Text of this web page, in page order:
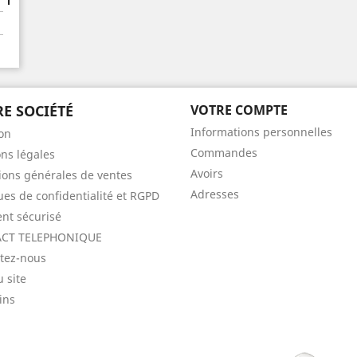
SOCIÉTÉ
légales
générales de ventes
de confidentialité et RGPD
sécurisé
TELEPHONIQUE
nous
site
VOTRE COMPTE
Informations personnelles
Commandes
Avoirs
Adresses